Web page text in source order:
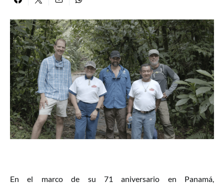
En el marco de su 71 aniversario en Panamá,